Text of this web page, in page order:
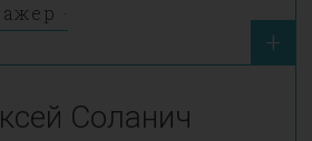
+
Соланич